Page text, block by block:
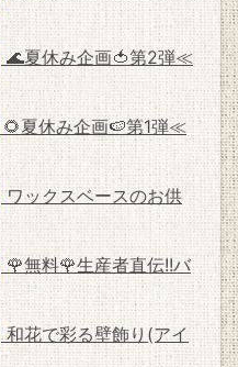
🌊夏休み企画🍅第2弾≪
🌻夏休み企画🍉第1弾≪
ワックスベースのお供
🌹無料🌹生産者直伝!!バ
和花で彩る壁飾り(アイ